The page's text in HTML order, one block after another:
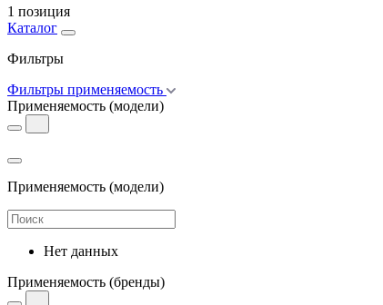
1 позиция
Каталог
Фильтры
Фильтры применяемость
Применяемость (модели)
Применяемость (модели)
Нет данных
Применяемость (бренды)